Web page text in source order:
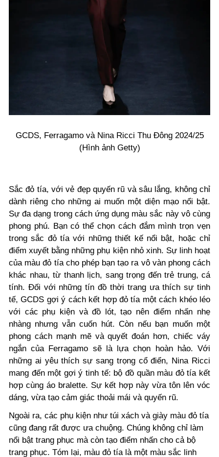
GCDS, Ferragamo và Nina Ricci Thu Đông 2024/25
(Hình ảnh Getty)
Sắc đỏ tía, với vẻ đẹp quyến rũ và sâu lắng, không chỉ
dành riêng cho những ai muốn một diện mạo nổi bật.
Sự đa dạng trong cách ứng dụng màu sắc này vô cùng
phong phú. Bạn có thể chọn cách đắm mình trọn vẹn
trong sắc đỏ tía với những thiết kế nổi bật, hoặc chỉ
điểm xuyết bằng những phụ kiện nhỏ xinh. Sự linh hoạt
của màu đỏ tía cho phép bạn tạo ra vô vàn phong cách
khác nhau, từ thanh lịch, sang trọng đến trẻ trung, cá
tính. Đối với những tín đồ thời trang ưa thích sự tinh
tế, GCDS gợi ý cách kết hợp đỏ tía một cách khéo léo
với các phụ kiện và đồ lót, tạo nên điểm nhấn nhẹ
nhàng nhưng vẫn cuốn hút. Còn nếu bạn muốn một
phong cách mạnh mẽ và quyết đoán hơn, chiếc váy
ngắn của Ferragamo sẽ là lựa chọn hoàn hảo. Với
những ai yêu thích sự sang trọng cổ điển, Nina Ricci
mang đến một gợi ý tinh tế: bộ đồ quần màu đỏ tía kết
hợp cùng áo bralette. Sự kết hợp này vừa tôn lên vóc
dáng, vừa tạo cảm giác thoải mái và quyến rũ.
Ngoài ra, các phụ kiện như túi xách và giày màu đỏ tía
cũng đang rất được ưa chuộng. Chúng không chỉ làm
nổi bật trang phục mà còn tạo điểm nhấn cho cả bộ
trang phục. Tóm lại, màu đỏ tía là một màu sắc linh